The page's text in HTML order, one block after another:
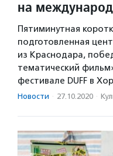
на
Пятиминутная
подготовленная
из Краснодара,
тематический
фестивале DUFF в
Новости · 27.10.2020 ·